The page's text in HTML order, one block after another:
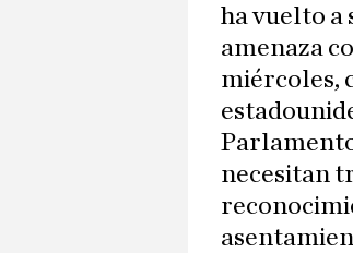
ha vuelto a
amenaza
miércoles,
necesitan